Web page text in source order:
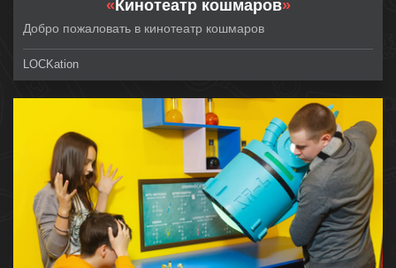
«Кинотеатр кошмаров»
Добро пожаловать в кинотеатр кошмаров
LOCKation